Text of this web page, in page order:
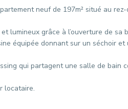
neuf de 197m² situé au
lumineux grâce à l’ouverture de sa
équipée donnant sur un séchoir et
qui partagent une salle de bain
locataire.